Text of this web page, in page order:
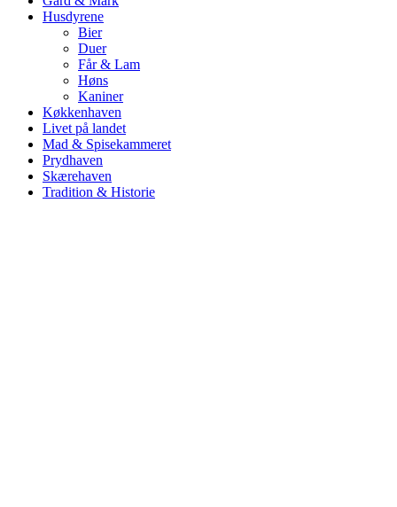
Husdyrene
Bier
Duer
Får & Lam
Høns
Kaniner
Køkkenhaven
Livet på landet
Mad & Spisekammeret
Prydhaven
Skærehaven
Tradition & Historie